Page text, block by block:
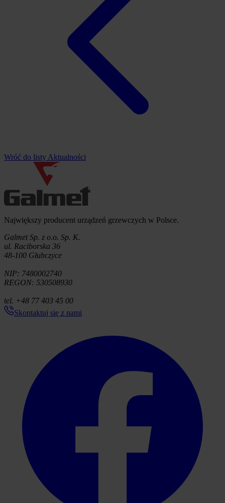
Wróć do listy Aktualności
Informacje o firmie
Największy producent urządzeń grzewczych w Polsce.
Galmet Sp. z o.o. Sp. K.
ul. Raciborska 36
48-100 Głubczyce
NIP: 7480002740
REGON: 530508930
tel. +48 77 403 45 00
Skontaktuj się z nami